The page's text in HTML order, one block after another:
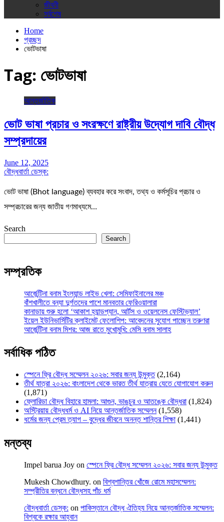
জীবনী
সর্বশেষ
Home
প্রচ্ছদ
ভোটভাষা
Tag: ভোটভাষা
আন্তর্জাতিক
ভোট ভাষা প্রচার ও সংরক্ষণে রাষ্ট্রীয় উদ্যোগ দাবি বৌদ্ধ
সম্প্রদায়ের
June 12, 2025
বৌদ্ধবার্তা ডেস্ক:
ভোট ভাষা (Bhot language) ব্যবহার করে সংবাদ, তথ্য ও কর্মসূচির প্রচার ও
সম্প্রচারের জন্য জাতীয় গণমাধ্যমে…
Search
Search
সম্প্রতিক
আর্জেন্টিনা বনাম ইংল্যান্ড লাইভ খেলা: সেমিফাইনালের মঞ্চ
বাঁশখালীতে বন্যা দুর্গতদের পাশে মানবতার ফেরিওয়ালারা
কানাডায় শুরু হলো ‘আকাশ হ্যান্ডপ্যান, আর্টস ও ওয়েলনেস ফেস্টিভ্যাল’
ইয়েল ইউনিভার্সিটির ক্লাইমেট ফেলোশিপ: আবেদনের সুযোগ পাচ্ছেন তরুণরা
আর্জেন্টিনা বনাম মিশর: আজ রাতে মুখোমুখি: মেসি বনাম সালাহ
সর্বাধিক পঠিত
স্পেনে ফ্রি বৌদ্ধ সম্মেলন ২০২৬: সবার জন্য উন্মুক্ত (2,164)
তীর্থ যাত্রা ২০২৬: বাংলাদেশ থেকে ভারত তীর্থ যাত্রায় যেতে যোগাযোগ করুন
(1,871)
ফ্লোরিডা বৌদ্ধ বিহারে হামলা: আগুন, ভাঙচুর ও আতঙ্কে বৌদ্ধরা (1,824)
অস্ট্রিয়ায় বৌদ্ধধর্ম ও AI নিয়ে আন্তর্জাতিক সম্মেলন (1,558)
ধর্মের জন্য প্রেম ত্যাগ – বুদ্ধের জীবনে অনন্ত শান্তির শিক্ষা (1,441)
মন্তব্য
Impel barua Joy on স্পেনে ফ্রি বৌদ্ধ সম্মেলন ২০২৬: সবার জন্য উন্মুক্ত
Mukesh Chowdhury. on বিশ্বশান্তির খোঁজে রোমে মহাসম্মেলন:
সম্প্রীতির বন্ধনে বৌদ্ধসহ পাঁচ ধর্ম
বৌদ্ধবার্তা ডেস্ক: on পাকিস্তানে বৌদ্ধ ঐতিহ্য নিয়ে আন্তর্জাতিক সম্মেলন:
বিশ্বকে রক্ষার আহ্বান